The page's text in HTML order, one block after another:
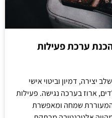
ערכת פעילות
יצירה, דמיון וביטוי אישי
ארוז בערכה נגישה. פעילות
המעוררת שמחה ומאפשרת